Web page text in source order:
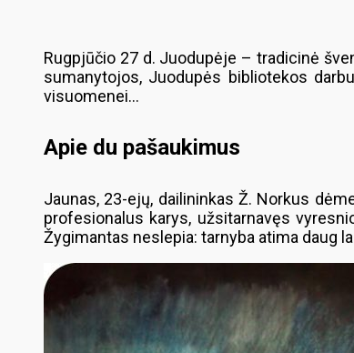
Rugpjūčio 27 d. Juodupėje – tradicinė
sumanytojos, Juodupės bibliotekos
visuomenei…
Apie du pašaukimus
Jaunas, 23-ejų, dailininkas Ž. Norkus
profesionalus karys, užsitarnavęs
Žygimantas neslepia: tarnyba atima daug